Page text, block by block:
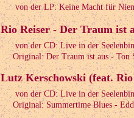
von der LP: Keine Macht für
Rio Reiser - Der Traum ist
von der CD: Live in der
Original: Der Traum ist aus - Ton
Lutz Kerschowski (feat.
von der CD: Live in der
Original: Summertime Blues -